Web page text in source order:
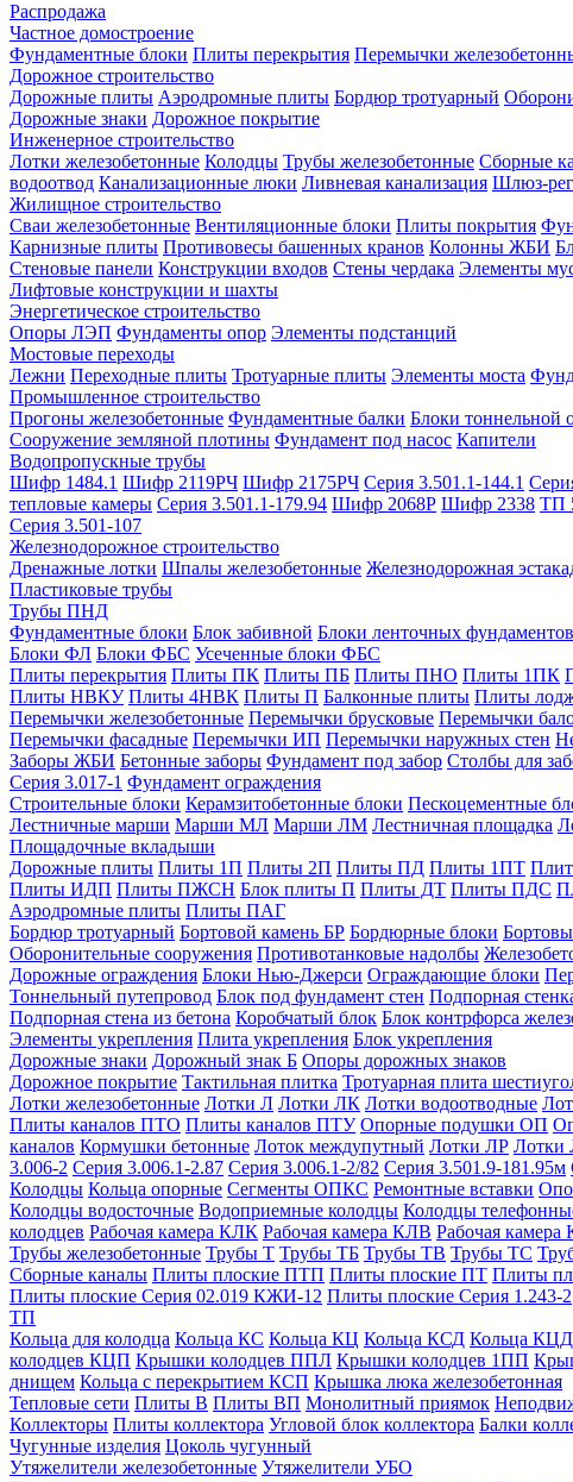
Распродажа
Частное домостроение
Фундаментные блоки Плиты перекрытия Перемычки
Дорожное строительство
Дорожные плиты Аэродромные плиты Бордюр тротуарный
Дорожные знаки Дорожное покрытие
Инженерное строительство
Лотки железобетонные Колодцы Трубы железобетонные Сборные
водоотвод Канализационные люки Ливневая канализация Шлюз-
Жилищное строительство
Сваи железобетонные Вентиляционные блоки Плиты покрытия
Карнизные плиты Противовесы башенных кранов Колонны ЖБИ
Стеновые панели Конструкции входов Стены чердака Элементы
Лифтовые конструкции и шахты
Энергетическое строительство
Опоры ЛЭП Фундаменты опор Элементы подстанций
Мостовые переходы
Лежни Переходные плиты Тротуарные плиты Элементы моста
Промышленное строительство
Прогоны железобетонные Фундаментные балки Блоки тоннельной
Сооружение земляной плотины Фундамент под насос Капители
Водопропускные трубы
Шифр 1484.1 Шифр 2119РЧ Шифр 2175РЧ Серия 3.501.1-144.1
тепловые камеры Серия 3.501.1-179.94 Шифр 2068Р Шифр 2338 ТП
Серия 3.501-107
Железнодорожное строительство
Дренажные лотки Шпалы железобетонные Железнодорожная
Пластиковые трубы
Трубы ПНД
Фундаментные блоки Блок забивной Блоки ленточных фундаментов
Блоки ФЛ Блоки ФБС Усеченные блоки ФБС
Плиты перекрытия Плиты ПК Плиты ПБ Плиты ПНО Плиты 1ПК
Плиты НВКУ Плиты 4НВК Плиты П Балконные плиты Плиты
Перемычки железобетонные Перемычки брусковые Перемычки
Перемычки фасадные Перемычки ИП Перемычки наружных стен
Заборы ЖБИ Бетонные заборы Фундамент под забор Столбы для
Серия 3.017-1 Фундамент ограждения
Строительные блоки Керамзитобетонные блоки Пескоцементные
Лестничные марши Марши МЛ Марши ЛМ Лестничная площадка
Площадочные вкладыши
Дорожные плиты Плиты 1П Плиты 2П Плиты ПД Плиты 1ПТ
Плиты ИДП Плиты ПЖСН Блок плиты П Плиты ДТ Плиты ПДС
Аэродромные плиты Плиты ПАГ
Бордюр тротуарный Бортовой камень БР Бордюрные блоки
Оборонительные сооружения Противотанковые надолбы
Дорожные ограждения Блоки Нью-Джерси Ограждающие блоки
Тоннельный путепровод Блок под фундамент стен Подпорная
Подпорная стена из бетона Коробчатый блок Блок контрфорса
Элементы укрепления Плита укрепления Блок укрепления
Дорожные знаки Дорожный знак Б Опоры дорожных знаков
Дорожное покрытие Тактильная плитка Тротуарная плита
Лотки железобетонные Лотки Л Лотки ЛК Лотки водоотводные
Плиты каналов ПТО Плиты каналов ПТУ Опорные подушки ОП
каналов Кормушки бетонные Лоток междупутный Лотки ЛР Лотки
3.006-2 Серия 3.006.1-2.87 Серия 3.006.1-2/82 Серия 3.501.9-181.95м
Колодцы Кольца опорные Сегменты ОПКС Ремонтные вставки
Колодцы водосточные Водоприемные колодцы Колодцы
колодцев Рабочая камера КЛК Рабочая камера КЛВ Рабочая камера
Трубы железобетонные Трубы Т Трубы ТБ Трубы ТВ Трубы ТС
Сборные каналы Плиты плоские ПТП Плиты плоские ПТ Плиты
Плиты плоские Серия 02.019 КЖИ-12 Плиты плоские Серия 1.243-2
ТП
Кольца для колодца Кольца КС Кольца КЦ Кольца КСД Кольца КЦД
колодцев КЦП Крышки колодцев ППЛ Крышки колодцев 1ПП
днищем Кольца с перекрытием КСП Крышка люка железобетонная
Тепловые сети Плиты В Плиты ВП Монолитный приямок
Коллекторы Плиты коллектора Угловой блок коллектора Балки
Чугунные изделия Цоколь чугунный
Утяжелители железобетонные Утяжелители УБО